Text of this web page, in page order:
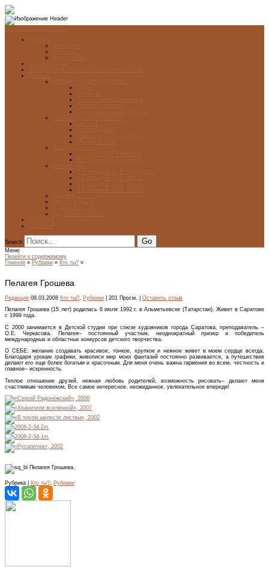
Search
Меню
Перейти к содержимому
Главная » Рубрики » Кто ты? »
Пелагея Грошева
Редакция 08.03.2008 Кто ты?, Рубрики | 201 Просм. | Оставить отзыв
Пелагея Грошева (15 лет) родилась 6 июля 1992 г. в Альметьевске (Татар­стан). Живет в Саратове
с 1999 года.
С 2000 занимается в Детской студии при союзе художников города Саратова, преподаватель –
О.Е. Черкасова. Пелагея– постоянный участник, неоднократный призер и победитель
международных и областных конкурсов детского творчества.
О СЕБЕ: желание создавать красивое, тонкое, хрупкое и нежное живет в моем сердце всегда.
Благодаря урокам графики, живописи мир моих фантазий постоянно развивается, а путешествия
делают его еще более богатым и красочным. Для меня очень важна гармония во всем, честность и
главное– искренность.
Теплое отношение друзей, нежная любовь родителей, возможность рисовать– делают меня
счастливым человеком. Все самое интересное, неожиданное, увлекательное впереди!
Пелагея Грошева.
Рубрика | Кто ты? Рубрики